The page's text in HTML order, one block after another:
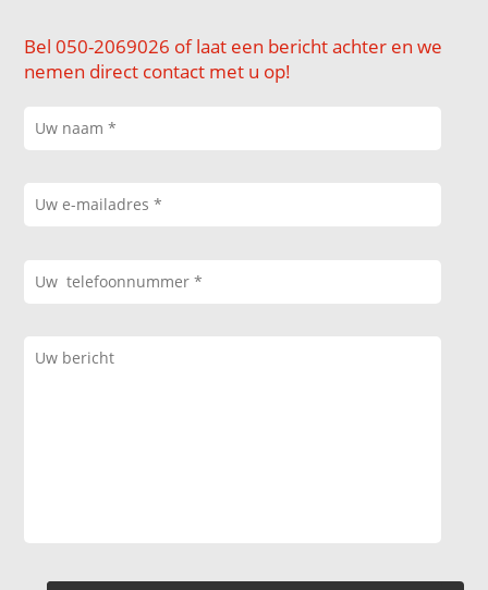
Bel 050-2069026 of laat een bericht achter en we
nemen direct contact met u op!